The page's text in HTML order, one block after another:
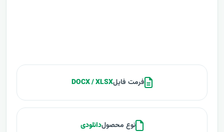
فرمت فایلDOCX / XLSX
نوع محصولدانلودی